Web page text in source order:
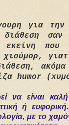
για την
διάθεση
που
humor
να είναι
ή ευφορική.
με το